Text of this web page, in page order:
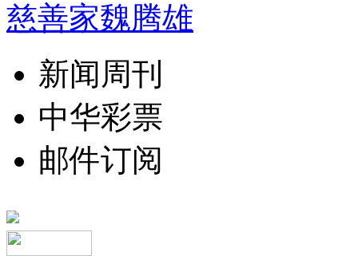
慈善家魏腾雄
新闻周刊
中华彩票
邮件订阅